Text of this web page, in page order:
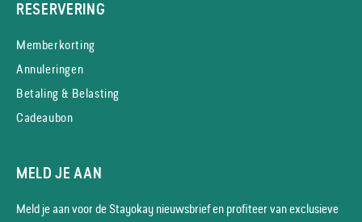
RESERVERING
Memberkorting
Annuleringen
Betaling & Belasting
Cadeaubon
MELD JE AAN
Meld je aan voor de Stayokay nieuws­brief en profiteer van exclusieve